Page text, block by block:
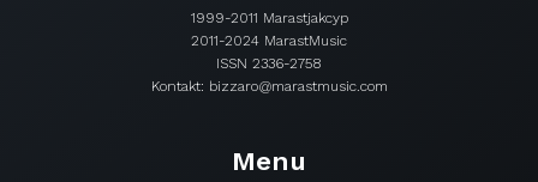
1999-2011 Marastjakcyp
2011-2024 MarastMusic
ISSN 2336-2758
Kontakt: bizzaro@marastmusic.com
Menu